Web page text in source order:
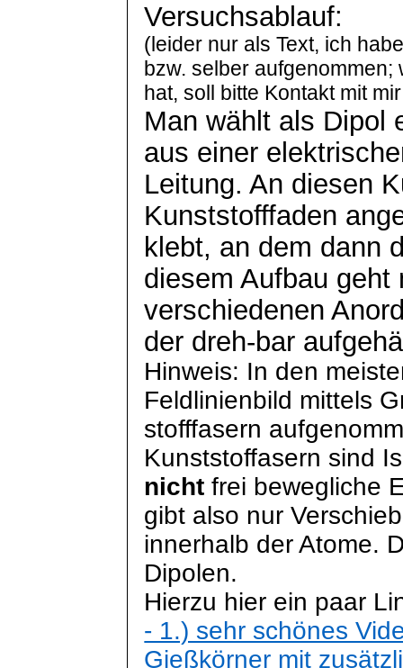
Versuchsablauf:
(leider nur als Text, ich
bzw. selber aufgenommen;
hat, soll bitte Kontakt mit
Man wählt als Dipol
aus einer
Leitung. An diesen
Kunststofffaden
klebt, an dem dann
diesem Aufbau geht
verschiedenen
der dreh-bar
Hinweis: In den
Feldlinienbild mittels
stofffasern
Kunststoffasern sind
nicht frei bewegliche
gibt also nur
innerhalb der Atome.
Dipolen.
Hierzu hier ein paar
- 1.) sehr schönes
Gießkörner mit